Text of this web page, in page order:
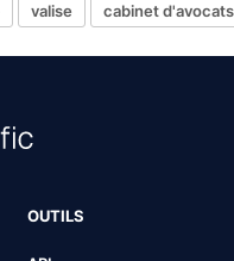
valise cabinet d'avocats
OUTILS